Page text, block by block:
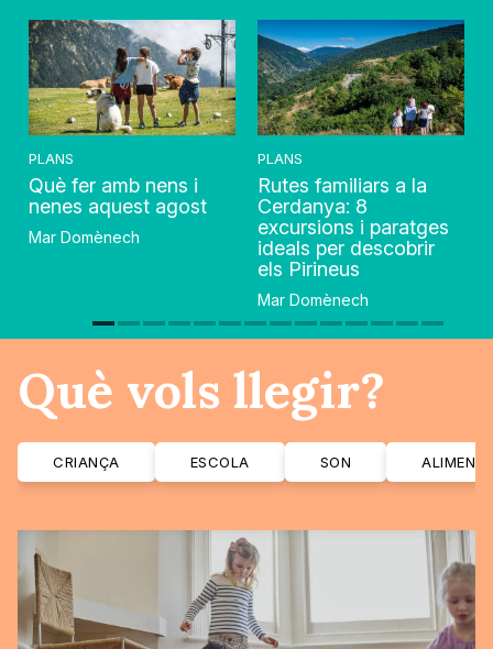
PLANS
Què fer amb nens i
nenes aquest agost
Mar Domènech
PLANS
Rutes familiars a la
Cerdanya: 8
excursions i paratges
ideals per descobrir
els Pirineus
Mar Domènech
Què vols llegir?
CRIANÇA ESCOLA SON